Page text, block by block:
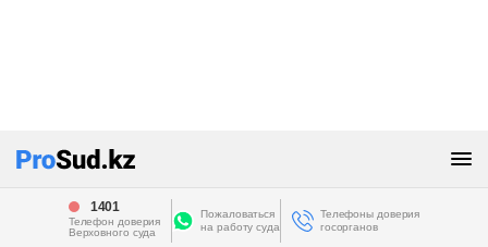
1401
Телефон доверия
Верховного суда
Пожаловаться
на работу суда
Телефоны доверия
госорганов